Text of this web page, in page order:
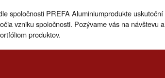
spoločnosti PREFA Aluminiumprodukte uskutoční
vzniku spoločnosti. Pozývame vás na návštevu a
produktov.